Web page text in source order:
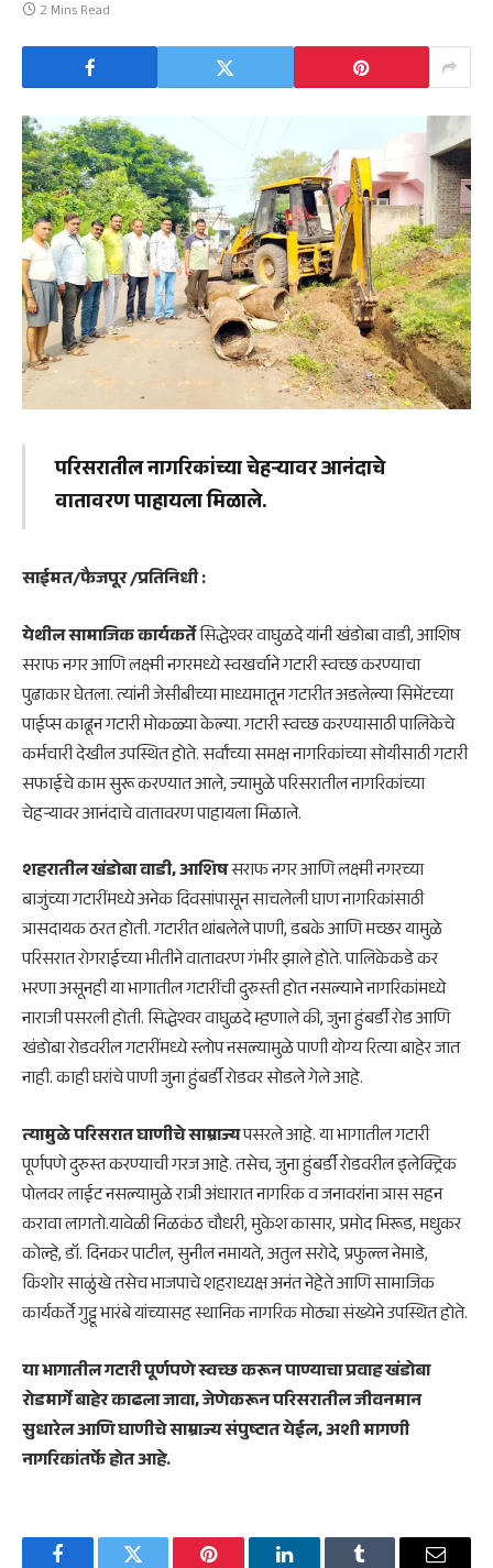
2 Mins Read
परिसरातील नागरिकांच्या चेहऱ्यावर आनंदाचे
वातावरण पाहायला मिळाले.
साईमत/फैजपूर /प्रतिनिधी :
येथील सामाजिक कार्यकर्तेसिद्धेश्वर वाघुळदे यांनी खंडोबा वाडी, आशिष
सराफ नगर आणि लक्ष्मी नगरमध्ये स्वखर्चाने गटारी स्वच्छ करण्याचा
पुढाकार घेतला. त्यांनी जेसीबीच्या माध्यमातून गटारीत अडलेल्या सिमेंटच्या
पाईप्स काढून गटारी मोकळ्या केल्या. गटारी स्वच्छ करण्यासाठी पालिकेचे
कर्मचारी देखील उपस्थित होते. सर्वांच्या समक्ष नागरिकांच्या सोयीसाठी गटारी
सफाईचे काम सुरू करण्यात आले, ज्यामुळे परिसरातील नागरिकांच्या
चेहऱ्यावर आनंदाचे वातावरण पाहायला मिळाले.
शहरातील खंडोबा वाडी, आशिषसराफ नगर आणि लक्ष्मी नगरच्या
बाजुंच्या गटारींमध्ये अनेक दिवसांपासून साचलेली घाण नागरिकांसाठी
त्रासदायक ठरत होती. गटारीत थांबलेले पाणी, डबके आणि मच्छर यामुळे
परिसरात रोगराईच्या भीतीने वातावरण गंभीर झाले होते. पालिकेकडे कर
भरणा असूनही या भागातील गटारींची दुरुस्ती होत नसल्याने नागरिकांमध्ये
नाराजी पसरली होती. सिद्धेश्वर वाघुळदे म्हणाले की, जुना हुंबर्डी रोड आणि
खंडोबा रोडवरील गटारींमध्ये स्लोप नसल्यामुळे पाणी योग्य रित्या बाहेर जात
नाही. काही घरांचे पाणी जुना हुंबर्डी रोडवर सोडले गेले आहे.
त्यामुळे परिसरात घाणीचे साम्राज्यपसरले आहे. या भागातील गटारी
पूर्णपणे दुरुस्त करण्याची गरज आहे. तसेच, जुना हुंबर्डी रोडवरील इलेक्ट्रिक
पोलवर लाईट नसल्यामुळे रात्री अंधारात नागरिक व जनावरांना त्रास सहन
करावा लागतो.यावेळी निळकंठ चौधरी, मुकेश कासार, प्रमोद भिरूड, मधुकर
कोल्हे, डॉ. दिनकर पाटील, सुनील नमायते, अतुल सरोदे, प्रफुल्ल नेमाडे,
किशोर साळुंखे तसेच भाजपाचे शहराध्यक्ष अनंत नेहेते आणि सामाजिक
कार्यकर्ते गुट्टू भारंबे यांच्यासह स्थानिक नागरिक मोठ्या संख्येने उपस्थित होते.
या भागातील गटारी पूर्णपणे स्वच्छ करून पाण्याचा प्रवाह खंडोबा
रोडमार्गे बाहेर काढला जावा, जेणेकरून परिसरातील जीवनमान
सुधारेल आणि घाणीचे साम्राज्य संपुष्टात येईल, अशी मागणी
नागरिकांतर्फे होत आहे.